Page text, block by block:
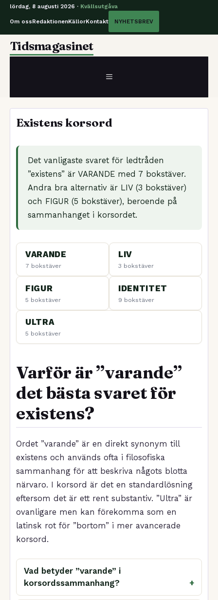
lördag, 8 augusti 2026 · Kvällsutgåva
Om ossRedaktionenKällorKontakt NYHETSBREV
Hoppa
Tidsmagasinet
MENY
Existens korsord
Det vanligaste svaret för ledtråden
”existens” är VARANDE med 7 bokstäver.
Andra bra alternativ är LIV (3 bokstäver)
och FIGUR (5 bokstäver), beroende på
sammanhanget i korsordet.
VARANDE
7 bokstäver
LIV
3 bokstäver
FIGUR
5 bokstäver
IDENTITET
9 bokstäver
ULTRA
5 bokstäver
Varför är ”varande”
det bästa svaret för
existens?
Ordet ”varande” är en direkt synonym till
existens och används ofta i filosofiska
sammanhang för att beskriva någots blotta
närvaro. I korsord är det en standardlösning
eftersom det är ett rent substantiv. ”Ultra” är
ovanligare men kan förekomma som en
latinsk rot för ”bortom” i mer avancerade
korsord.
Vad betyder ”varande” i
korsordssammanhang?